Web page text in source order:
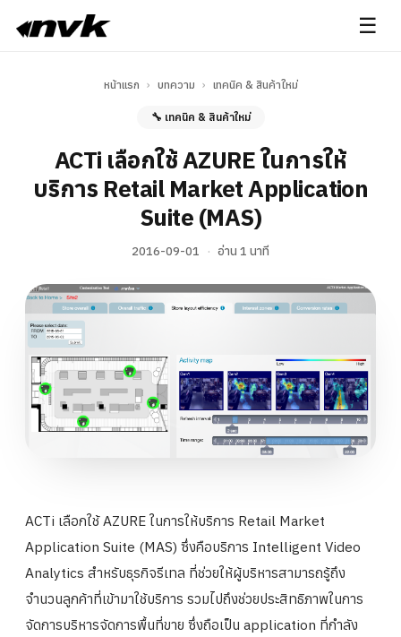
☰
หน้าแรก › บทความ › เทคนิค & สินค้าใหม่
🔧 เทคนิค & สินค้าใหม่
ACTi เลือกใช้ AZURE ในการให้
บริการ Retail Market Application
Suite (MAS)
2016-09-01 · อ่าน 1 นาที
ACTi เลือกใช้ AZURE ในการให้บริการ Retail Market
Application Suite (MAS) ซึ่งคือบริการ Intelligent Video
Analytics สำหรับธุรกิจรีเทล ที่ช่วยให้ผู้บริหารสามารถรู้ถึง
จำนวนลูกค้าที่เข้ามาใช้บริการ รวมไปถึงช่วยประสิทธิภาพในการ
จัดการบริหารจัดการพื้นที่ขาย ซึ่งถือเป็น application ที่กำลัง